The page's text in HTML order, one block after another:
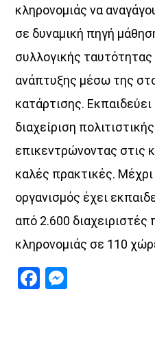
κληρονομιάς να
σε δυναμική πηγή
συλλογικής ταυτότητας
ανάπτυξης μέσω της
κατάρτισης.
διαχείριση
επικεντρώνοντας στις
καλές πρακτικές.
οργανισμός έχει
από 2.600 διαχειριστές
κληρονομιάς σε 110
Facebook